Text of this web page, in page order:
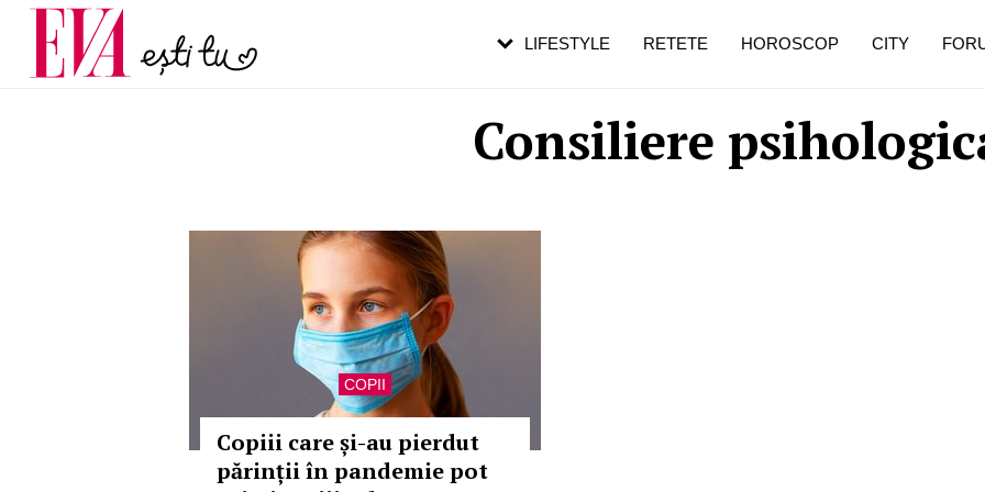
Consiliere
COPII
Copiii care și-au pierdut
părinții în pandemie pot
LIFESTYLE RETETE HOROSCOP CITY
Carieră
Actualitate
pe măsură ce înaintezi în vârstă